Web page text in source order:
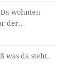
wohnten
der…
was da steht,